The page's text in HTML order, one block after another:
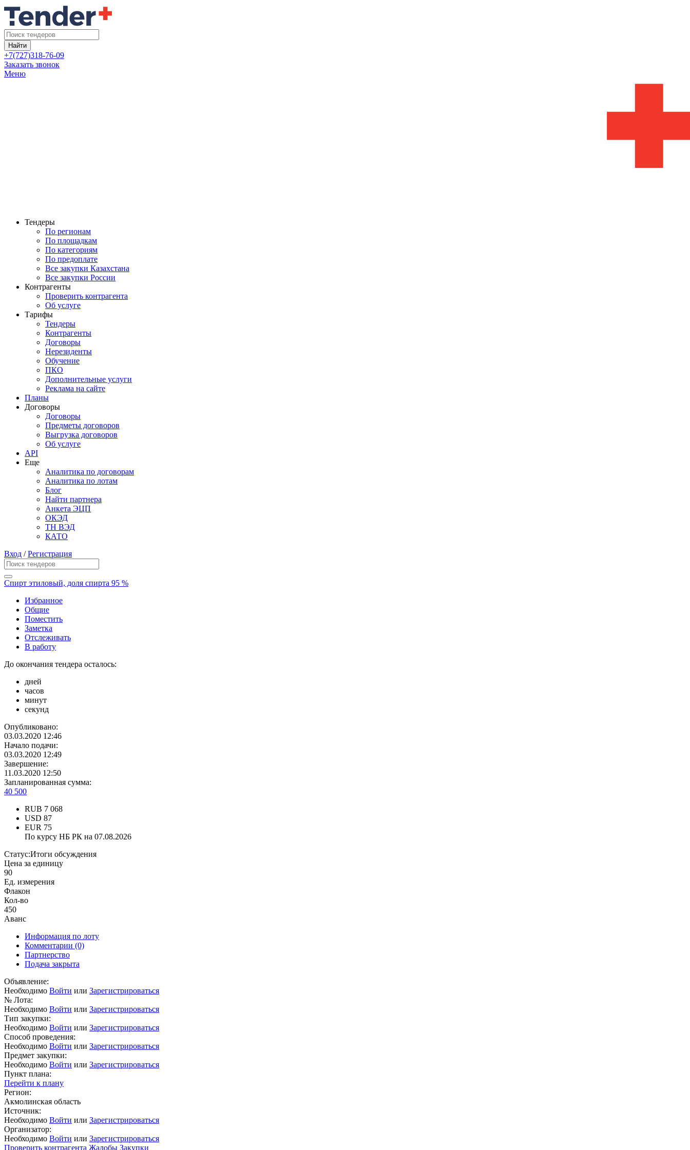
Найти
+7(727)318-76-09
Заказать звонок
Меню
Тендеры
По регионам
По площадкам
По категориям
По предоплате
Все закупки Казахстана
Все закупки России
Контрагенты
Проверить контрагента
Об услуге
Тарифы
Тендеры
Контрагенты
Договоры
Нерезиденты
Обучение
ПКО
Дополнительные услуги
Реклама на сайте
Планы
Договоры
Договоры
Предметы договоров
Выгрузка договоров
Об услуге
API
Еще
Аналитика по договорам
Аналитика по лотам
Блог
Найти партнера
Анкета ЭЦП
ОКЭД
ТН ВЭД
КАТО
Вход /Регистрация
Спирт этиловый, доля спирта 95 %
Избранное
Общие
Поместить
Заметка
Отслеживать
В работу
До окончания тендера осталось:
дней
часов
минут
секунд
Опубликовано:
03.03.2020 12:46
Начало подачи:
03.03.2020 12:49
Завершение:
11.03.2020 12:50
Запланированная сумма:
40 500
RUB 7 068
USD 87
EUR 75
По курсу НБ РК на 07.08.2026
Статус:Итоги обсуждения
Цена за единицу
90
Ед. измерения
Флакон
Кол-во
450
Аванс
Информация по лоту
Комментарии (0)
Партнерство
Подача закрыта
Объявление:
Необходимо Войти или Зарегистрироваться
№ Лота:
Необходимо Войти или Зарегистрироваться
Тип закупки:
Необходимо Войти или Зарегистрироваться
Способ проведения:
Необходимо Войти или Зарегистрироваться
Предмет закупки:
Необходимо Войти или Зарегистрироваться
Пункт плана:
Перейти к плану
Регион:
Акмолинская область
Источник:
Необходимо Войти или Зарегистрироваться
Организатор:
Необходимо Войти или Зарегистрироваться
Проверить контрагента Жалобы Закупки